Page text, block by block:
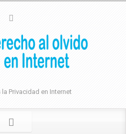
Privacidad en Internet